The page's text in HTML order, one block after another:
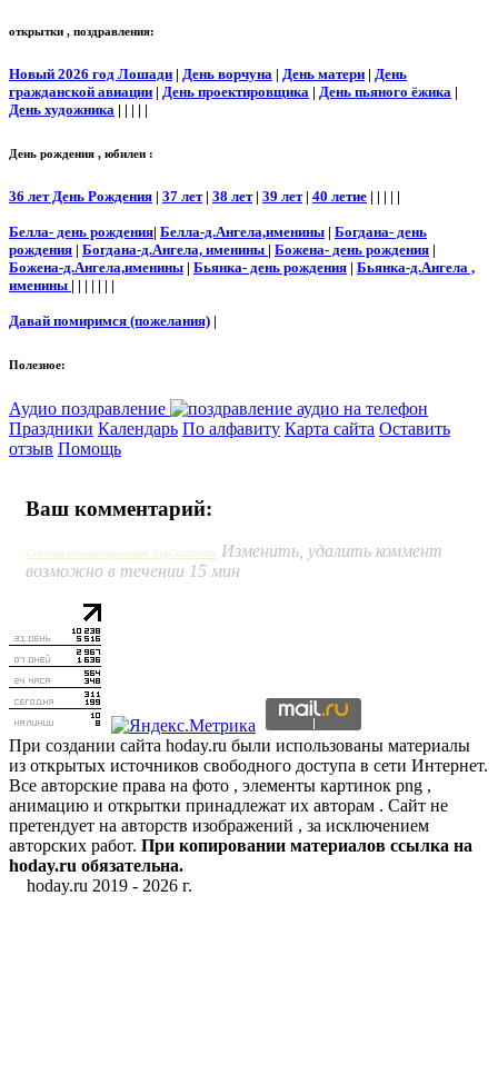
открытки , поздравления:
Новый 2026 год Лошади | День ворчуна | День матери | День
гражданской авиации | День проектировщика | День пьяного ёжика |
День художника | | | | |
День рождения , юбилеи :
36 лет День Рождения | 37 лет| 38 лет| 39 лет| 40 летие | | | | |
Белла- день рождения| Белла-д.Ангела,именины | Богдана- день
рождения | Богдана-д.Ангела, именины | Божена- день рождения |
Божена-д.Ангела,именины | Бьянка- день рождения | Бьянка-д.Ангела ,
именины | | | | | | |
Давай помиримся (пожелания) |
Полезное:
Аудио поздравление
Праздники Календарь По алфавиту Карта сайта Оставить
отзыв Помощь
Ваш комментарий:
Система комментирования SigComments Изменить, удалить коммент
возможно в течении 15 мин
При создании сайта hoday.ru были использованы материалы
из открытых источников свободного доступа в сети Интернет.
Все авторские права на фото , элементы картинок png ,
анимацию и открытки принадлежат их авторам . Сайт не
претендует на авторств изображений , за исключением
авторских работ. При копировании материалов ссылка на
hoday.ru обязательна.
hoday.ru 2019 - 2026 г.